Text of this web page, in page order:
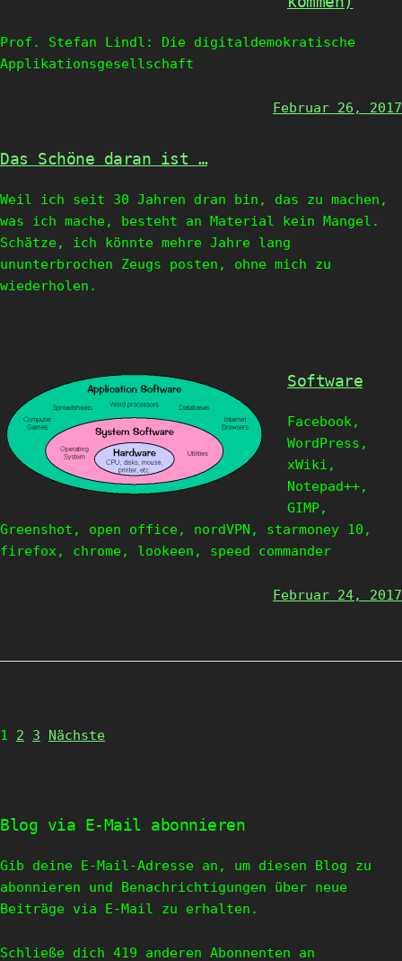
Prof. Stefan Lindl: Die digitaldemokratische
Applikationsgesellschaft
Februar 26, 2017
Das Schöne daran ist …
Weil ich seit 30 Jahren dran bin, das zu machen,
was ich mache, besteht an Material kein Mangel.
Schätze, ich könnte mehre Jahre lang
ununterbrochen Zeugs posten, ohne mich zu
wiederholen.
Software
Facebook,
WordPress,
xWiki,
Notepad++,
GIMP,
Greenshot, open office, nordVPN, starmoney 10,
firefox, chrome, lookeen, speed commander
Februar 24, 2017
Page
1 Page
2 Page
3 Nächste
Blog via E-Mail abonnieren
Gib deine E-Mail-Adresse an, um diesen Blog zu
abonnieren und Benachrichtigungen über neue
Beiträge via E-Mail zu erhalten.
Schließe dich 419 anderen Abonnenten an